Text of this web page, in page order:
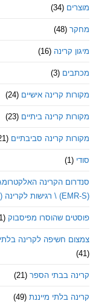
מוצרים (34)
מחקר (48)
מיגון קרינה (16)
מכתבים (3)
מקורות קרינה אישיים (24)
מקורות קרינה ביתיים (23)
מקורות קרינה סביבתיים (21)
סודי (1)
סנדרום הקרינה
(EMR-S) \ רגישות לקרינה (EHS)
פוסטים שהוסרו מפיסבוק (1)
צמצום חשיפה לקרינה בלתי
(41)
קרינה בבתי הספר (21)
קרינה בלתי מייננת (49)